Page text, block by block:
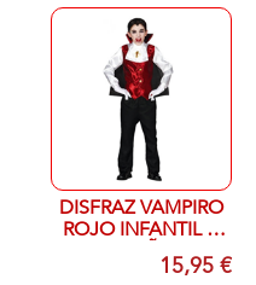
DISFRAZ VAMPIRO
ROJO INFANTIL T-
7/9 AÑOS15,95 €